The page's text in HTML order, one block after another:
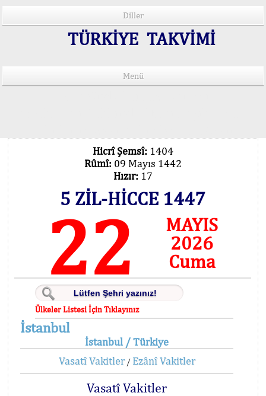
Diller
TÜRKİYE TAKVİMİ
Menü
Hicrî Şemsî: 1404
Rûmî: 09 Mayıs 1442
Hızır: 17
5 ZİL-HİCCE 1447
22
MAYIS
2026
Cuma
Ülkeler Listesi İçin Tıklayınız
İstanbul
İstanbul / Türkiye
Vasatî Vakitler/ Ezânî Vakitler
Vasatî Vakitler